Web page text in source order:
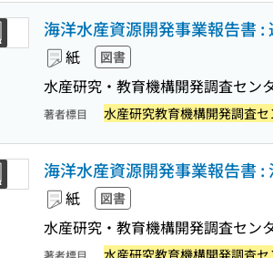
海洋水産資源開発事業報告書
紙 図書
水産研究・教育機構開発調査セン
著者標目 水産研究教育機構開発調査セ
海洋水産資源開発事業報告書
紙 図書
水産研究・教育機構開発調査セン
著者標目 水産研究教育機構開発調査セ